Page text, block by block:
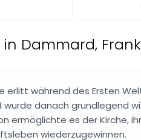
Dammard,
erlitt während des Ersten
wurde danach grundlegend
ermöglichte es der Kirche,
wiederzugewinnen.